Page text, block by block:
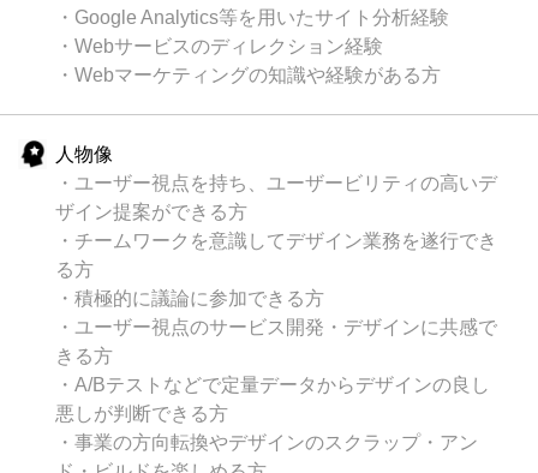
・Google Analytics等を用いたサイト分析経験
・Webサービスのディレクション経験
・Webマーケティングの知識や経験がある方
人物像
・ユーザー視点を持ち、ユーザービリティの高いデ
ザイン提案ができる方
・チームワークを意識してデザイン業務を遂行でき
る方
・積極的に議論に参加できる方
・ユーザー視点のサービス開発・デザインに共感で
きる方
・A/Bテストなどで定量データからデザインの良し
悪しが判断できる方
・事業の方向転換やデザインのスクラップ・アン